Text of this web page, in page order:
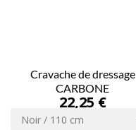
Cravache de dressage
CARBONE
22,25 €
Noir / 110 cm